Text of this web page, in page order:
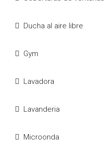
Ducha al aire libre
Gym
Lavadora
Lavanderia
Microonda